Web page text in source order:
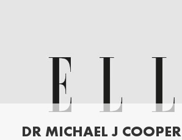
DR MICHAEL J COOPER